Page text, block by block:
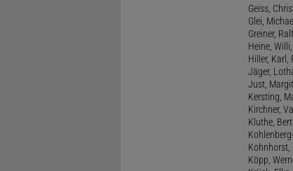
Geiss,
Glei,
Greiner,
Heine,
Hiller, Karl,
Jäger,
Just,
Kersting,
Kirchner,
Kluthe,
Kohnhorst,
Köpp,